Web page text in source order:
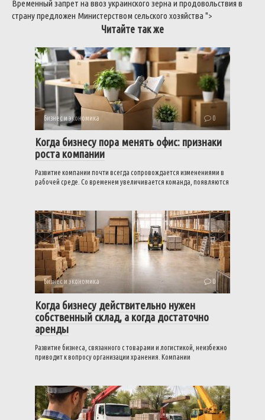
Временный запрет на ввоз украинского зерна и продовольствия в
странупредложен Министерством сельского хозяйства ">
Читайте так же
Бизнес и экономика 0
Когда бизнесу пора менять офис: признаки
роста компании
Развитие компании почти всегда сопровождается изменениями в
рабочей среде. Со временем увеличивается команда, появляются
Бизнес и экономика 0
Когда бизнесу действительно нужен
собственный склад, а когда достаточно
аренды
Развитие бизнеса, связанного с товарами и логистикой, неизбежно
приводит к вопросу организации хранения. Компании